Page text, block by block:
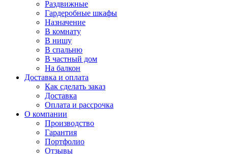
Раздвижные
Гардеробные шкафы
Назначение
В комнату
В нишу
В спальню
В частный дом
На балкон
Доставка и оплата
Как сделать заказ
Доставка
Оплата и рассрочка
О компании
Производство
Гарантия
Портфолио
Отзывы